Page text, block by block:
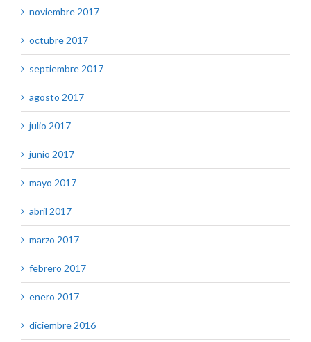
noviembre 2017
octubre 2017
septiembre 2017
agosto 2017
julio 2017
junio 2017
mayo 2017
abril 2017
marzo 2017
febrero 2017
enero 2017
diciembre 2016